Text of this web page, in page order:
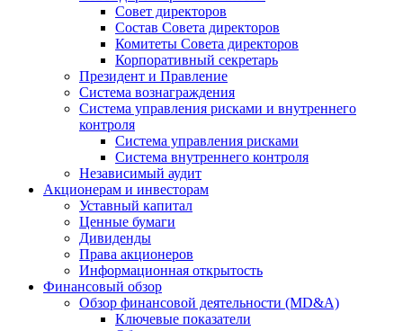
Совет директоров
Состав Совета директоров
Комитеты Совета директоров
Корпоративный секретарь
Президент и Правление
Система вознаграждения
Система управления рисками и внутреннего
контроля
Система управления рисками
Система внутреннего контроля
Независимый аудит
Акционерам и инвесторам
Уставный капитал
Ценные бумаги
Дивиденды
Права акционеров
Информационная открытость
Финансовый обзор
Обзор финансовой деятельности (MD&A)
Ключевые показатели